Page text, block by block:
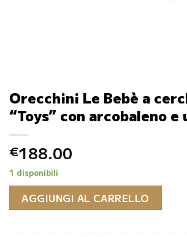
Orecchini Le Bebè a
“Toys” con arcobaleno e
€188.00
1 disponibili
AGGIUNGI AL CARRELLO